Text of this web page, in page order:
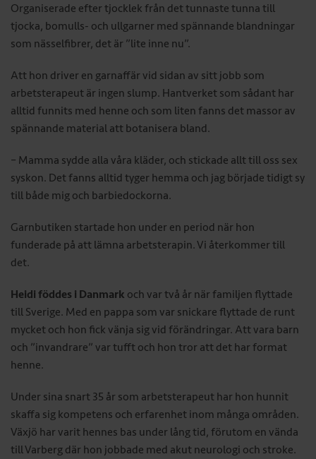
Organiserade efter tjocklek från det tunnaste tunna till
tjocka, bomulls- och ullgarner med spännande blandningar
som nässelfibrer, det är ”lite inne nu”.
Att hon driver en garnaffär vid sidan av sitt jobb som
arbetsterapeut är ingen slump. Hantverket som sådant har
alltid funnits med henne och som liten fanns det massor av
spännande material att botanisera bland.
– Mamma sydde alla våra kläder, och stickade allt till oss sex
syskon. Det fanns alltid tyger hemma och jag började tidigt sy
till både mig och barbiedockorna.
Garnbutiken startade hon under en period när hon
funderade på att lämna arbetsterapin. Vi återkommer till
det.
Heidi föddes i Danmark och var två år när familjen flyttade
till Sverige. Med en pappa som var snickare flyttade de runt
mycket och hon fick vänja sig vid förändringar. Att vara barn
och ”invandrare” var tufft och hon tror att det har format
henne.
Under sina snart 35 år som arbetsterapeut har hon hunnit
skaffa sig kompetens och erfarenhet inom många områden.
Växjö har varit hennes bas under lång tid, förutom en vända
till Varberg där hon jobbade med akut neurologi och stroke.